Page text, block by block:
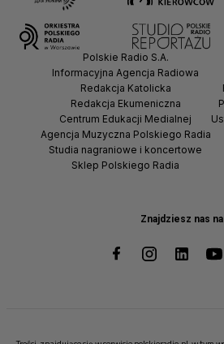
Znajdziesz nas na
Polskie Radio S.A.
Informacyjna Agencja Radiowa
Redakcja Katolicka
Redakcja Ekumeniczna
Centrum Edukacji Medialnej
Agencja Muzyczna Polskiego Radia
Studia nagraniowe i koncertowe
Sklep Polskiego Radia